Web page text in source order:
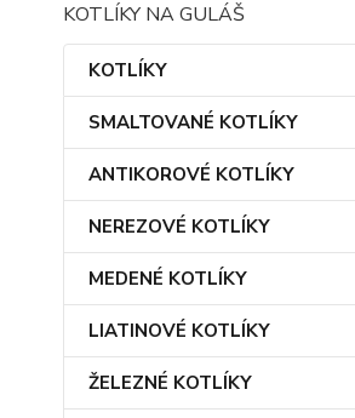
KOTLÍKY NA GULÁŠ
KOTLÍKY
SMALTOVANÉ KOTLÍKY
ANTIKOROVÉ KOTLÍKY
NEREZOVÉ KOTLÍKY
MEDENÉ KOTLÍKY
LIATINOVÉ KOTLÍKY
ŽELEZNÉ KOTLÍKY